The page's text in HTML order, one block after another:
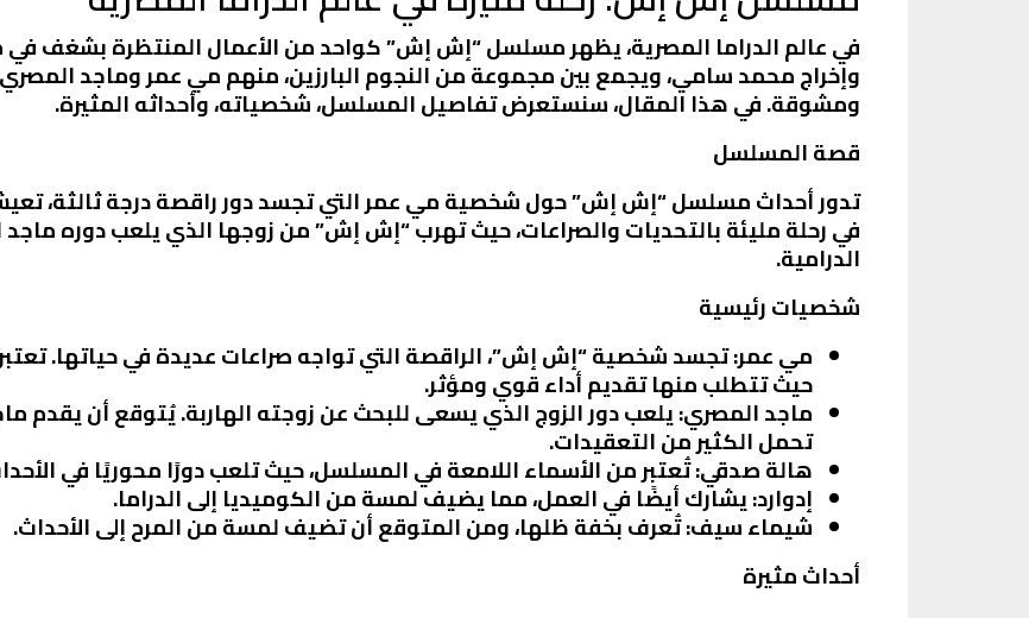
وإخراج محمد سامي، ويجمع بين مجموعة من النجوم البارزين، منهم مي عمر وماجد
ومشوقة. في هذا المقال، سنستعرض تفاصيل المسلسل، شخصياته، وأحداثه المثيرة.
قصة المسلسل
تدور أحداث مسلسل “إش إش” حول شخصية مي عمر التي تجسد دور راقصة درجة ثالثة،
في رحلة مليئة بالتحديات والصراعات، حيث تهرب “إش إش” من زوجها الذي يلعب دوره ماجد
الدرامية.
شخصيات رئيسية
مي عمر: تجسد شخصية “إش إش”، الراقصة التي تواجه صراعات عديدة في حياتها.
حيث تتطلب منها تقديم أداء قوي ومؤثر.
ماجد المصري: يلعب دور الزوج الذي يسعى للبحث عن زوجته الهاربة. يُتوقع أن يقدم
تحمل الكثير من التعقيدات.
هالة صدقي: تُعتبر من الأسماء اللامعة في المسلسل، حيث تلعب دورًا محوريًا في
إدوارد: يشارك أيضًا في العمل، مما يضيف لمسة من الكوميديا إلى الدراما.
شيماء سيف: تُعرف بخفة ظلها، ومن المتوقع أن تضيف لمسة من المرح إلى الأحداث.
أحداث مثيرة